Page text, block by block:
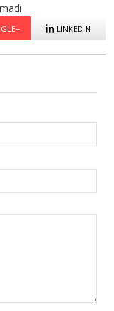
LINKEDIN